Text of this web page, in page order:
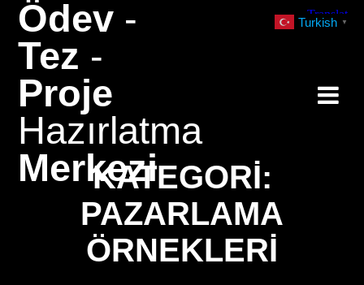
Ödev -
Tez -
Proje
Hazırlatma
MerkeziKATEGORI:
PAZARLAMA
ÖRNEKLERI
Turkish ▼